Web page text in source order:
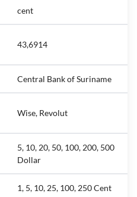
cent
43,6914
Central Bank of Suriname
Wise, Revolut
5, 10, 20, 50, 100, 200, 500
Dollar
1, 5, 10, 25, 100, 250 Cent